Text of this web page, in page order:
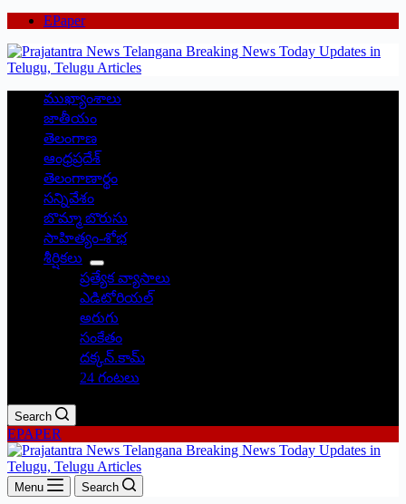
EPaper
ముఖ్యాంశాలు
జాతీయం
తెలంగాణ
ఆంధ్రప్రదేశ్
తెలంగాణార్థం
సన్నివేశం
బొమ్మా బొరుసు
సాహిత్యం-శోభ
శీర్షికలు
ప్రత్యేక వ్యాసాలు
ఎడిటోరియల్
అరుగు
సంకేతం
దక్కన్.కామ్
24 గంటలు
Search
EPAPER
Menu Search